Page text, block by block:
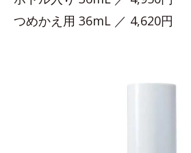
つめかえ用 36mL ／ 4,620円